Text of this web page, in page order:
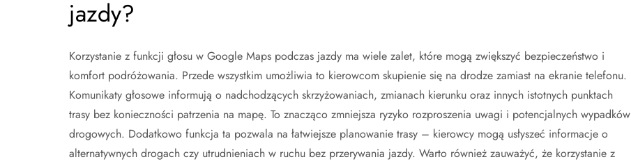
jazdy?
Korzystanie z funkcji głosu w Google Maps podczas jazdy ma wiele zalet, które mogą zwiększyć bezpieczeństwo i
komfort podróżowania. Przede wszystkim umożliwia to kierowcom skupienie się na drodze zamiast na ekranie telefonu.
Komunikaty głosowe informują o nadchodzących skrzyżowaniach, zmianach kierunku oraz innych istotnych punktach
trasy bez konieczności patrzenia na mapę. To znacząco zmniejsza ryzyko rozproszenia uwagi i potencjalnych wypadków
drogowych. Dodatkowo funkcja ta pozwala na łatwiejsze planowanie trasy – kierowcy mogą usłyszeć informacje o
alternatywnych drogach czy utrudnieniach w ruchu bez przerywania jazdy. Warto również zauważyć, że korzystanie z